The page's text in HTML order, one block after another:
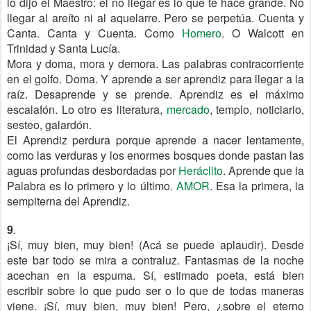
llegar al areíto ni al aquelarre. Pero se perpetúa. Cuenta y
Canta. Canta y Cuenta. Como Homero. O Walcott en
Trinidad y Santa Lucía.
Mora y doma, mora y demora. Las palabras contracorriente
en el golfo. Doma. Y aprende a ser aprendiz para llegar a la
raíz. Desaprende y se prende. Aprendiz es el máximo
escalafón. Lo otro es literatura, mercado, templo, noticiario,
sesteo, galardón.
El Aprendiz perdura porque aprende a nacer lentamente,
como las verduras y los enormes bosques donde pastan las
aguas profundas desbordadas porHeráclito. Aprende que la
Palabra es lo primero y lo último. AMOR. Esa la primera, la
sempiterna del Aprendiz.
9.
¡Sí, muy bien, muy bien! (Acá se puede aplaudir). Desde
este bar todo se mira a contraluz. Fantasmas de la noche
acechan en la espuma. Sí, estimado poeta, está bien
escribir sobre lo que pudo ser o lo que de todas maneras
viene. ¡Sí, muy bien, muy bien! Pero, ¿sobre el eterno